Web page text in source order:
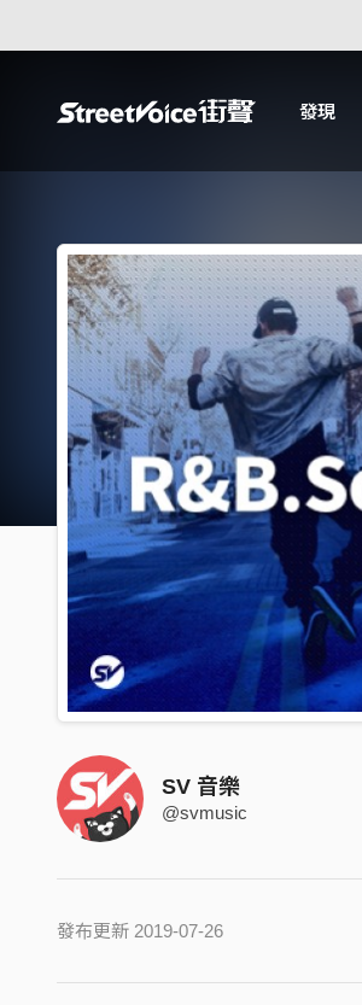
發現
SV 音樂
@svmusic
發布更新 2019-07-26